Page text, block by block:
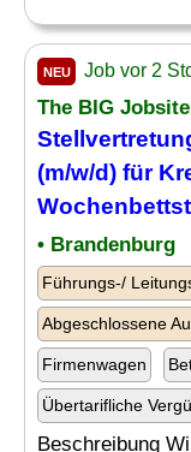
NEU Job vor 2
The BIG Jobsite
(m/w/d) für
• Brandenburg
Führungs-/
Abgeschlossene
Firmenwagen
Übertarifliche
Beschreibung